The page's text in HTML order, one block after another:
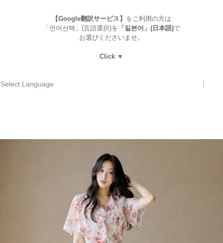
【Google翻訳サービス】 をご利用の方は
「언어선택」(言語選択)を 「일본어」(日本語)で
お選びくださいませ。
Click ▼
Select Language